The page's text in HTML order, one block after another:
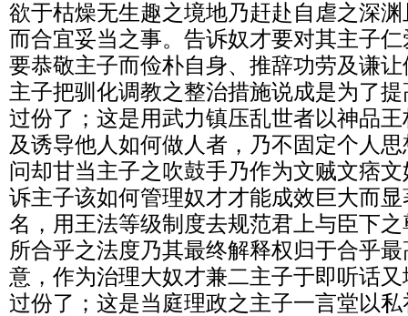
欲于枯燥无生趣之境地乃赶赴自虐之深
而合宜妥当之事。告诉奴才要对其主子
要恭敬主子而俭朴自身、推辞功劳及谦
主子把驯化调教之整治措施说成是为了
过份了；这是用武力镇压乱世者以神品
及诱导他人如何做人者，乃不固定个人
问却甘当主子之吹鼓手乃作为文贼文痞
诉主子该如何管理奴才才能成效巨大而
名，用王法等级制度去规范君上与臣下
所合乎之法度乃其最终解释权归于合乎
意，作为治理大奴才兼二主子于即听话
过份了；这是当庭理政之主子一言堂以